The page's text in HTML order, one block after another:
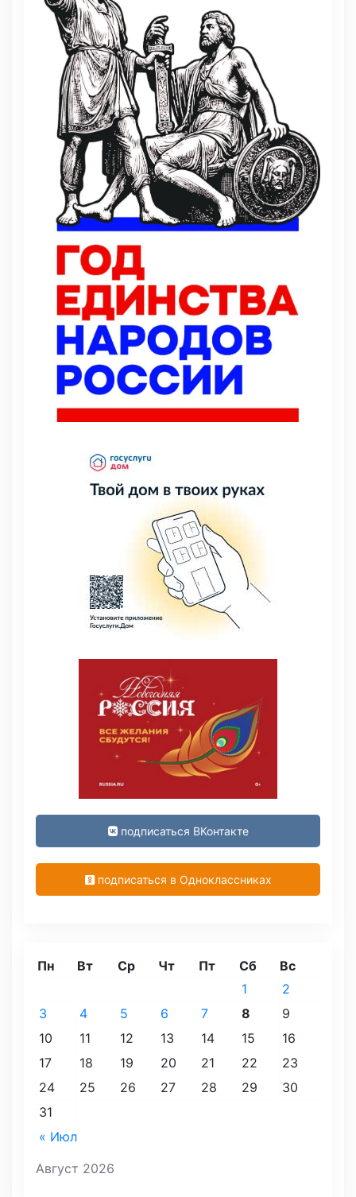
подписаться ВКонтакте
подписаться в Одноклассниках
Август 2026
Пн Вт Ср Чт Пт Сб Вс
« Июл
1
2
3
4 5 6 7 8
9
10
11 12 13 14 15
16
17
18 19 20 21 22
23
24
25 26 27 28 29
30
31